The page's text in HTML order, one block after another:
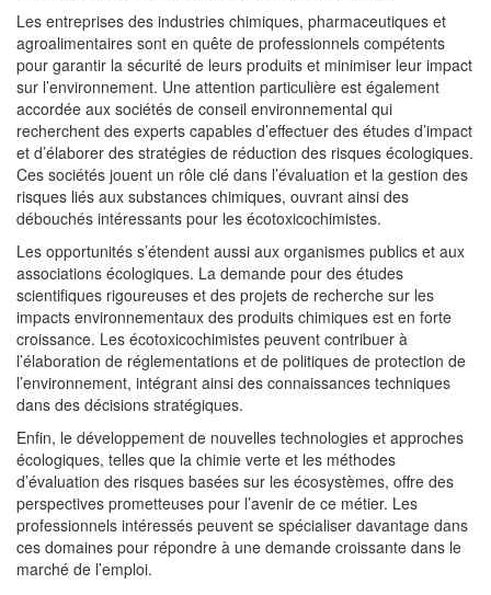
Les entreprises des industries chimiques, pharmaceutiques et
agroalimentaires sont en quête de professionnels compétents
pour garantir la sécurité de leurs produits et minimiser leur impact
sur l’environnement. Une attention particulière est également
accordée aux sociétés de conseil environnemental qui
recherchent des experts capables d’effectuer des études d’impact
et d’élaborer des stratégies de réduction des risques écologiques.
Ces sociétés jouent un rôle clé dans l’évaluation et la gestion des
risques liés aux substances chimiques, ouvrant ainsi des
débouchés intéressants pour les écotoxicochimistes.
Les opportunités s’étendent aussi aux organismes publics et aux
associations écologiques. La demande pour des études
scientifiques rigoureuses et des projets de recherche sur les
impacts environnementaux des produits chimiques est en forte
croissance. Les écotoxicochimistes peuvent contribuer à
l’élaboration de réglementations et de politiques de protection de
l’environnement, intégrant ainsi des connaissances techniques
dans des décisions stratégiques.
Enfin, le développement de nouvelles technologies et approches
écologiques, telles que la chimie verte et les méthodes
d’évaluation des risques basées sur les écosystèmes, offre des
perspectives prometteuses pour l’avenir de ce métier. Les
professionnels intéressés peuvent se spécialiser davantage dans
ces domaines pour répondre à une demande croissante dans le
marché de l’emploi.